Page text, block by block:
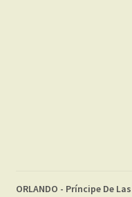
ORLANDO - Príncipe De